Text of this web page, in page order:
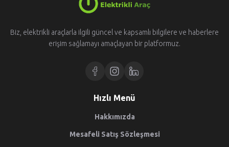
Biz, elektrikli araçlarla ilgili güncel ve kapsamlı bilgilere ve haberlere
erişim sağlamayı amaçlayan bir platformuz.
Hızlı Menü
Hakkımızda
Mesafeli Satış Sözleşmesi